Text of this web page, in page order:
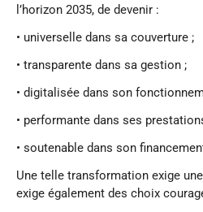
l’horizon 2035, de devenir :
• universelle dans sa couverture ;
• transparente dans sa gestion ;
• digitalisée dans son
• performante dans ses
• soutenable dans son
Une telle transformation exige
exige également des choix